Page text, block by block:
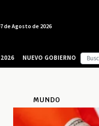
MUNDO
de Agosto de 2026
NUEVO GOBIERNO